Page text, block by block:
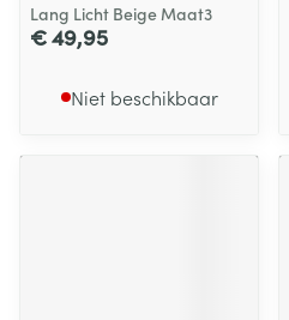
Lang Licht Beige Maat3
€ 49,95
Niet beschikbaar